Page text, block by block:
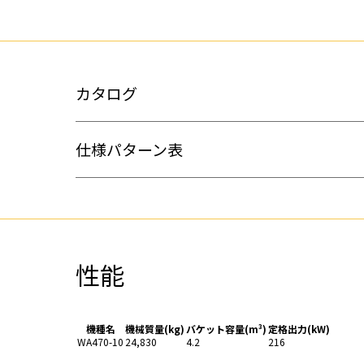
カタログ
仕様パターン表
性能
機種名 機械質量(kg)バケット容量(m³)定格出力(kW)
WA470-1024,830 4.2 216